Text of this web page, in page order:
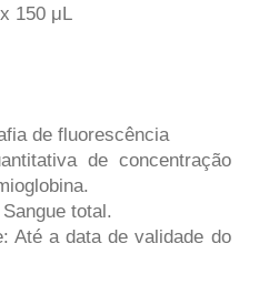
150 μL
de fluorescência
de concentração
total.
Até a data de validade do